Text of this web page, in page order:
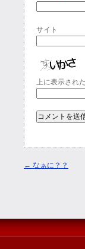
サイト
上に表示され
← なぁに？？